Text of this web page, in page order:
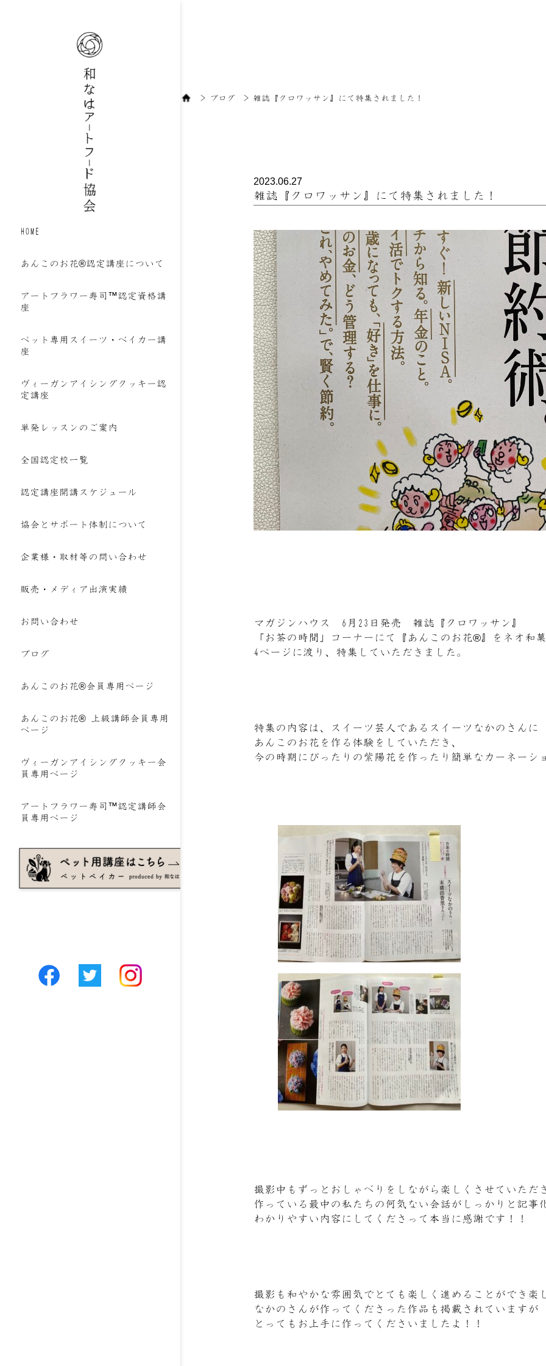
HOME
あんこのお花®認定講座について
アートフラワー寿司™認定資格講
座
ペット専用スイーツ・ベイカー講
座
ヴィーガンアイシングクッキー認
定講座
単発レッスンのご案内
全国認定校一覧
認定講座開講スケジュール
協会とサポート体制について
企業様・取材等の問い合わせ
販売・メディア出演実績
お問い合わせ
ブログ
あんこのお花®会員専用ページ
あんこのお花® 上級講師会員専用
ページ
ヴィーガンアイシングクッキー会
員専用ページ
アートフラワー寿司™認定講師会
員専用ページ
＞ ブログ ＞ 雑誌『クロワッサン』にて特集されました！
2023.06.27
雑誌『クロワッサン』にて特集されました！
マガジンハウス 6月23日発売 雑誌『クロワッサン』
「お茶の時間」コーナーにて『あんこのお花®』をネオ和
4ページに渡り、特集していただきました。
特集の内容は、スイーツ芸人であるスイーツなかのさんに
あんこのお花を作る体験をしていただき、
今の時期にぴったりの紫陽花を作ったり簡単なカーネーシ
撮影中もずっとおしゃべりをしながら楽しくさせていただ
作っている最中の私たちの何気ない会話がしっかりと記事
わかりやすい内容にしてくださって本当に感謝です！！
撮影も和やかな雰囲気でとても楽しく進めることができ楽
なかのさんが作ってくださった作品も掲載されていますが
とってもお上手に作ってくださいましたよ！！